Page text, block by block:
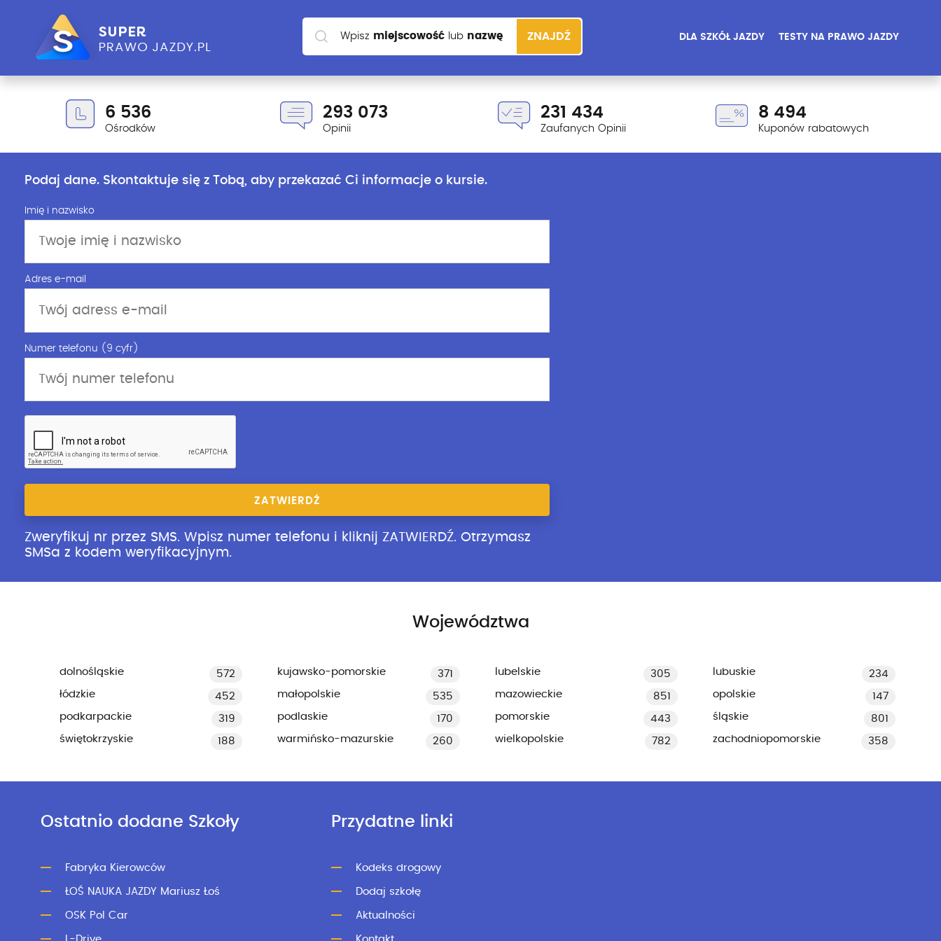
DLA SZKÓŁ JAZDY TESTY NA PRAWO JAZDY
Wpisz miejscowość lub nazwę
szkoły
ZNAJDŹ
6 536
Ośrodków
293 073
Opinii
231 434
Zaufanych Opinii
8 494
Kuponów rabatowych
Podaj dane. Skontaktuje się z Tobą, aby przekazać Ci informacje o kursie.
Imię i nazwisko
Adres e-mail
Numer telefonu (9 cyfr)
ZATWIERDŹ
Zweryfikuj nr przez SMS. Wpisz numer telefonu i kliknij ZATWIERDŹ. Otrzymasz
SMSa z kodem weryfikacyjnym.
Województwa
dolnośląskie 572 kujawsko-pomorskie 371 lubelskie 305 lubuskie
234
łódzkie
452 małopolskie 535 mazowieckie 851 opolskie
147
podkarpackie
319 podlaskie 170 pomorskie 443 śląskie
801
świętokrzyskie
188 warmińsko-mazurskie 260 wielkopolskie 782 zachodniopomorskie 358
Ostatnio dodane Szkoły
Fabryka Kierowców
ŁOŚ NAUKA JAZDY Mariusz Łoś
OSK Pol Car
Przydatne linki
Kodeks drogowy
Dodaj szkołę
Aktualności